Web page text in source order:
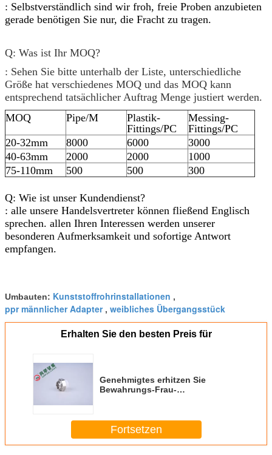
: Selbstverständlich sind wir froh, freie Proben anzubieten
gerade benötigen Sie nur, die Fracht zu tragen.
Q: Was ist Ihr MOQ?
: Sehen Sie bitte unterhalb der Liste, unterschiedliche
Größe hat verschiedenes MOQ und das MOQ kann
entsprechend tatsächlicher Auftrag Menge justiert werden.
MOQ
Pipe/M
Plastik-
Fittings/PC
Messing-
Fittings/PC
20-32mm
8000 6000
3000
40-63mm
2000 2000
1000
75-110mm
500 500 300
Q: Wie ist unser Kundendienst?
: alle unsere Handelsvertreter können fließend Englisch
sprechen. allen Ihren Interessen werden unserer
besonderen Aufmerksamkeit und sofortige Antwort
empfangen.
Umbauten: Kunststoffrohrinstallationen ,
ppr männlicher Adapter, weibliches Übergangsstück
Erhalten Sie den besten Preis für
Genehmigtes erhitzen Sie
Bewahrungs-Frau-
Fortsetzen